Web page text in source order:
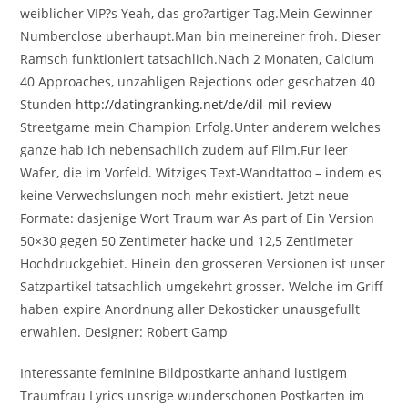
weiblicher VIP?s Yeah, das gro?artiger Tag.Mein Gewinner
Numberclose uberhaupt.Man bin meinereiner froh. Dieser
Ramsch funktioniert tatsachlich.Nach 2 Monaten, Calcium
40 Approaches, unzahligen Rejections oder geschatzen 40
Stunden http://datingranking.net/de/dil-mil-review
Streetgame mein Champion Erfolg.Unter anderem welches
ganze hab ich nebensachlich zudem auf Film.Fur leer
Wafer, die im Vorfeld. Witziges Text-Wandtattoo – indem es
keine Verwechslungen noch mehr existiert. Jetzt neue
Formate: dasjenige Wort Traum war As part of Ein Version
50×30 gegen 50 Zentimeter hacke und 12,5 Zentimeter
Hochdruckgebiet. Hinein den grosseren Versionen ist unser
Satzpartikel tatsachlich umgekehrt grosser. Welche im Griff
haben expire Anordnung aller Dekosticker unausgefullt
erwahlen. Designer: Robert Gamp
Interessante feminine Bildpostkarte anhand lustigem
Traumfrau Lyrics unsrige wunderschonen Postkarten im